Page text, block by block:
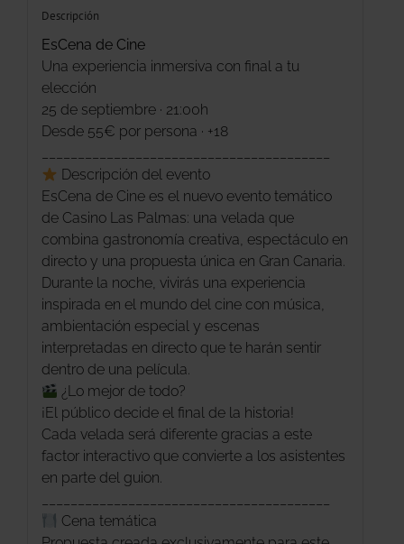
Descripción
EsCena de Cine
Una experiencia inmersiva con final a tu
elección
25 de septiembre · 21:00h
Desde 55€ por persona · +18
Descripción del evento
EsCena de Cine es el nuevo evento temático
de Casino Las Palmas: una velada que
combina gastronomía creativa, espectáculo en
directo y una propuesta única en Gran Canaria.
Durante la noche, vivirás una experiencia
inspirada en el mundo del cine con música,
ambientación especial y escenas
interpretadas en directo que te harán sentir
dentro de una película.
¿Lo mejor de todo?
¡El público decide el final de la historia!
Cada velada será diferente gracias a este
factor interactivo que convierte a los asistentes
en parte del guion.
Cena temática